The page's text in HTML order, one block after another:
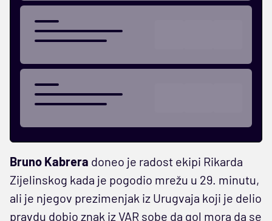
Bruno Kabrera doneo je radost ekipi Rikarda
Zijelinskog kada je pogodio mrežu u 29. minutu,
ali je njegov prezimenjak iz Urugvaja koji je delio
pravdu dobio znak iz VAR sobe da gol mora da se